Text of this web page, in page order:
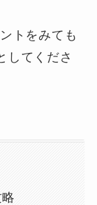
トをみても
してくださ